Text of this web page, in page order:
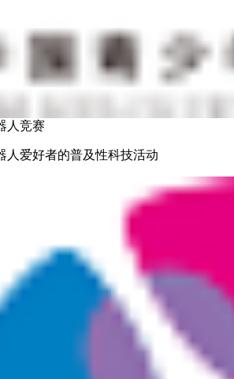
人竞赛
人爱好者的普及性科技活动